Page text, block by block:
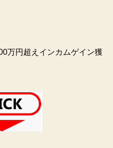
万円超えインカムゲイン獲